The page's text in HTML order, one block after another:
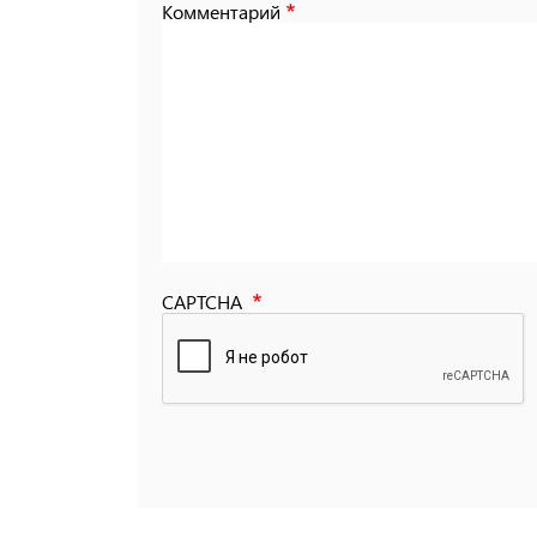
Комментарий
CAPTCHA